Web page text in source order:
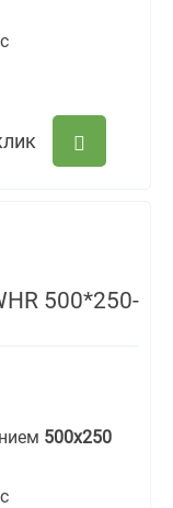
500*250-
500х250